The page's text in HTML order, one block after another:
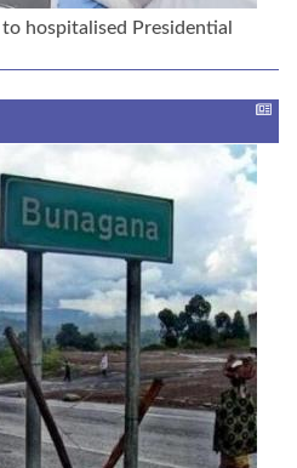
hospitalised Presidential